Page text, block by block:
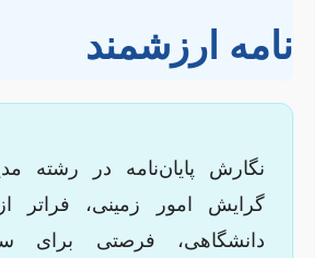
نامه ارزشمند
نگارش پایان‌نامه در رشته
گرایش امور زمینی، فراتر
دانشگاهی، فرصتی برای